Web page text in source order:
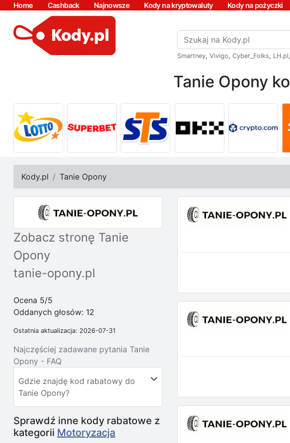
Home Cashback Najnowsze Kody na kryptowaluty Kody na pożyczki
Smartney, Vivigo, Cyber_Folks, LH.pl,
Tanie Opony
Kody.pl Tanie Opony
Zobacz stronę Tanie
Opony
tanie-opony.pl
Ocena 5/5
Oddanych głosów: 12
Ostatnia aktualizacja: 2026-07-31
Najczęściej zadawane pytania Tanie
Opony - FAQ
Gdzie znajdę kod rabatowy do
Tanie Opony?
Sprawdź inne kody rabatowe z
kategorii Motoryzacja